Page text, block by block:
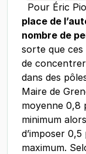
Pour Éric
place de
nombre de
sorte que
de
dans des
Maire de
moyenne 0,8
minimum
d’imposer
maximum.